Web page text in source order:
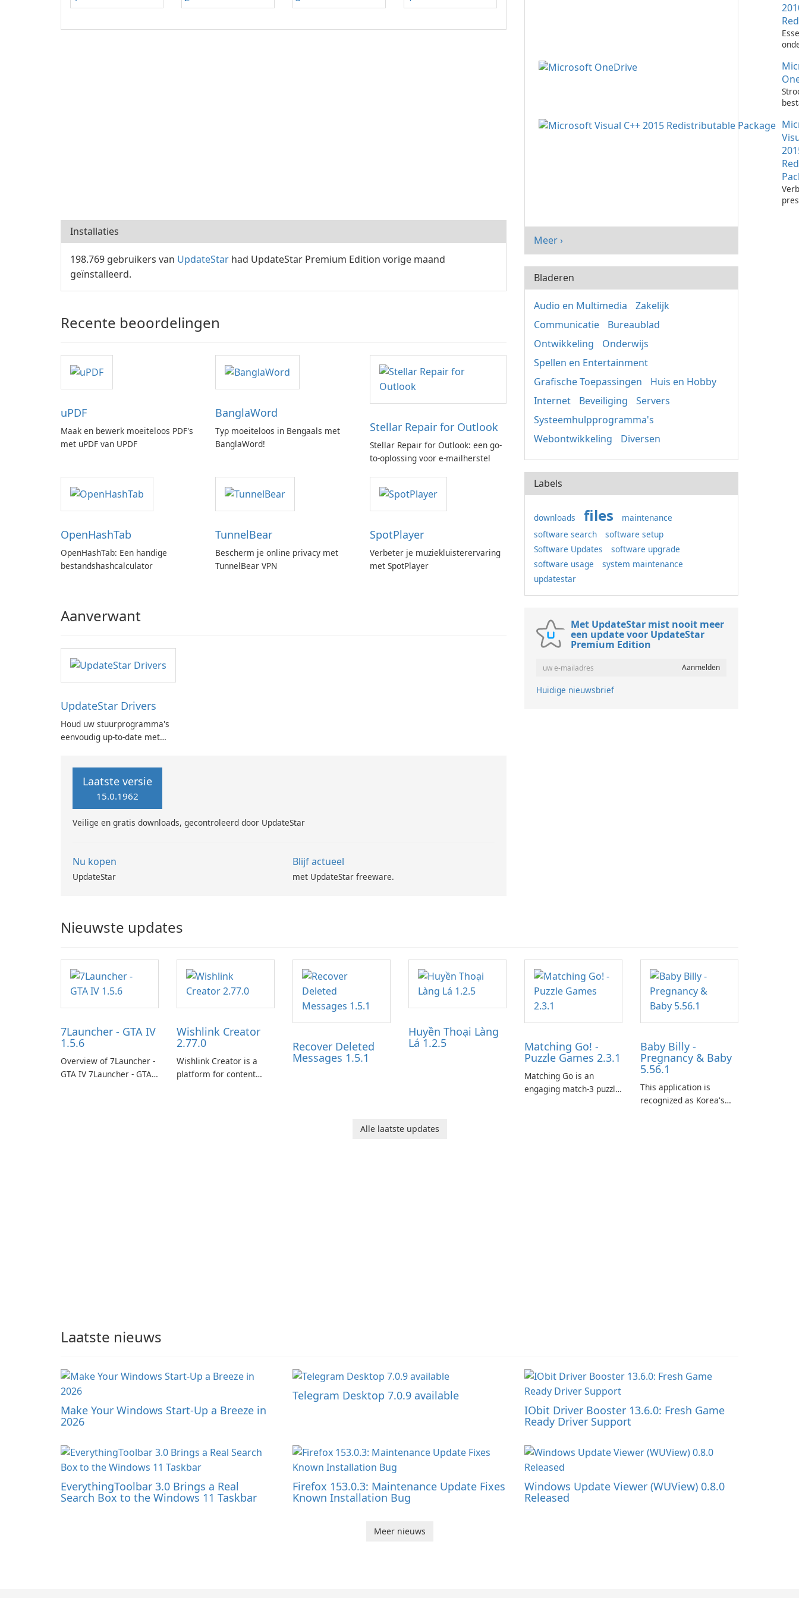
Installaties
198.769 gebruikers van UpdateStar had UpdateStar Premium Edition vorige maand
geïnstalleerd.
Recente beoordelingen
uPDF
Maak en bewerk moeiteloos PDF's
met uPDF van UPDF
BanglaWord
Typ moeiteloos in Bengaals met
BanglaWord!
Stellar Repair for Outlook
Stellar Repair for Outlook: een go-
to-oplossing voor e-mailherstel
OpenHashTab
OpenHashTab: Een handige
bestandshashcalculator
TunnelBear
Bescherm je online privacy met
TunnelBear VPN
SpotPlayer
Verbeter je muziekluisterervaring
met SpotPlayer
Aanverwant
UpdateStar Drivers
Houd uw stuurprogramma's
eenvoudig up-to-date met
Laatste versie
15.0.1962
Veilige en gratis downloads, gecontroleerd door UpdateStar
Nu kopen
UpdateStar
Blijf actueel
met UpdateStar freeware.
Meer ›
Bladeren
Audio en Multimedia
Zakelijk
Communicatie
Bureaublad
Ontwikkeling
Onderwijs
Spellen en Entertainment
Grafische Toepassingen
Huis en Hobby
Internet
Beveiliging
Servers
Systeemhulpprogramma's
Webontwikkeling
Diversen
Labels
downloads files
maintenance
software search
software setup
Software Updates
software upgrade
software usage
system maintenance
updatestar
Met UpdateStar mist nooit meer
een update voor UpdateStar
Premium Edition
Huidige nieuwsbrief
Nieuwste updates
7Launcher - GTA IV
1.5.6
Overview of 7Launcher -
GTA IV 7Launcher - GTA
Wishlink Creator
2.77.0
Wishlink Creator is a
platform for content
Recover Deleted
Messages 1.5.1
Huyền Thoại Làng
Lá 1.2.5 Matching Go! -
Puzzle Games 2.3.1
Matching Go is an
engaging match-3 puzzle
Baby Billy -
Pregnancy & Baby
5.56.1
This application is
recognized as Korea's
Alle laatste updates
Laatste nieuws
Make Your Windows Start-Up a Breeze in
2026
Telegram Desktop 7.0.9 available
IObit Driver Booster 13.6.0: Fresh Game
Ready Driver Support
EverythingToolbar 3.0 Brings a Real
Search Box to the Windows 11 Taskbar
Firefox 153.0.3: Maintenance Update Fixes
Known Installation Bug
Windows Update Viewer (WUView) 0.8.0
Released
Meer nieuws